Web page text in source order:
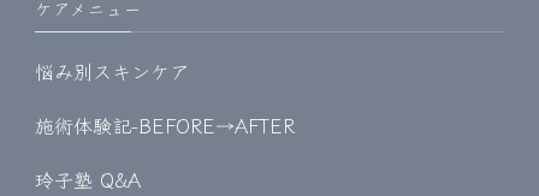
ケアメニュー
悩み別スキンケア
施術体験記-BEFORE→AFTER
玲子塾 Q&A